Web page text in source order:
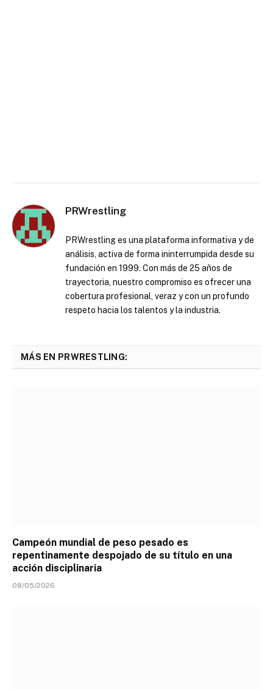
PRWrestling
PRWrestling es una plataforma informativa y de
análisis, activa de forma ininterrumpida desde su
fundación en 1999. Con más de 25 años de
trayectoria, nuestro compromiso es ofrecer una
cobertura profesional, veraz y con un profundo
respeto hacia los talentos y la industria.
MÁS EN PRWRESTLING:
Campeón mundial de peso pesado es
repentinamente despojado de su título en una
acción disciplinaria
08/05/2026